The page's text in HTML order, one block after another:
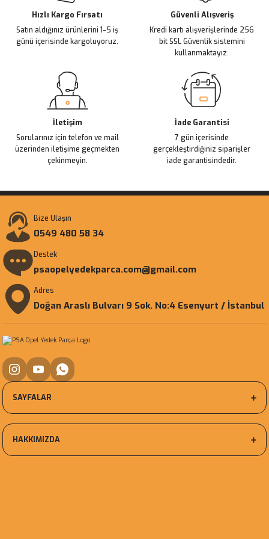
Ürün fiyatı diğer sitelerden daha pahalı.
Bu ürüne benzer farklı alternatifler olmalı.
Hızlı Kargo Fırsatı
Satın aldığınız ürünlerini 1-5 iş
günü içerisinde kargoluyoruz.
Güvenli Alışveriş
Kredi kartı alışverişlerinde 256
bit SSL Güvenlik sistemini
kullanmaktayız.
İletişim
Sorularınız için telefon ve mail
üzerinden iletişime geçmekten
çekinmeyin.
İade Garantisi
7 gün içerisinde
gerçekleştirdiğiniz siparişler
iade garantisindedir.
Bize Ulaşın
0549 480 58 34
Destek
psaopelyedekparca.com@gmail.com
Adres
Doğan Araslı Bulvarı 9 Sok. No:4 Esenyurt / İstanbul
SAYFALAR
HAKKIMIZDA